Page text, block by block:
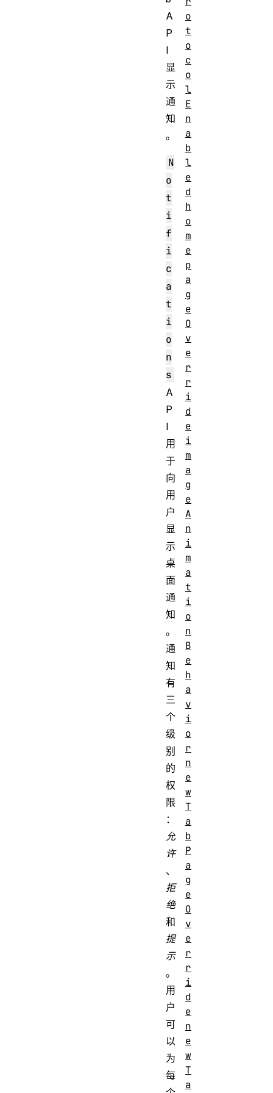
A
P
I
显
示
通
知
。
N
o
t
i
f
i
c
a
t
i
o
n
s
A
P
I
用
于
向
用
户
显
示
桌
面
通
知
。
通
知
有
三
个
级
别
的
权
限
：
允
许
、
拒
绝
和
提
示
。
用
户
可
以
为
每
o
t
o
c
o
l
E
n
a
b
l
e
d
h
o
m
e
p
a
g
e
O
v
e
r
r
i
d
e
i
m
a
g
e
A
n
i
m
a
t
i
o
n
B
e
h
a
v
i
o
r
n
e
w
T
a
b
P
a
g
e
O
v
e
r
r
i
d
e
n
e
w
T
a